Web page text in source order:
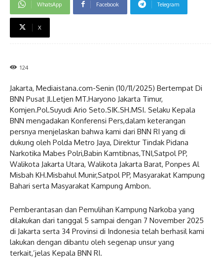
WhatsApp Facebook Telegram
X
124
Jakarta, Mediaistana.com-Senin (10/11/2025) Bertempat Di
BNN Pusat Jl.Letjen MT.Haryono Jakarta Timur,
Komjen.Pol.Suyudi Ario Seto.SIK.SH.MSI. Selaku Kepala
BNN mengadakan Konferensi Pers,dalam keterangan
persnya menjelaskan bahwa kami dari BNN RI yang di
dukung oleh Polda Metro Jaya, Direktur Tindak Pidana
Narkotika Mabes Polri,Babin Kamtibnas,TNI,Satpol PP,
Walikota Jakarta Utara, Walikota Jakarta Barat, Ponpes Al
Misbah KH.Misbahul Munir,Satpol PP, Masyarakat Kampung
Bahari serta Masyarakat Kampung Ambon.
Pemberantasan dan Pemulihan Kampung Narkoba yang
dilakukan dari tanggal 5 sampai dengan 7 November 2025
di Jakarta serta 34 Provinsi di Indonesia telah berhasil kami
lakukan dengan dibantu oleh segenap unsur yang
terkait,’jelas Kepala BNN RI.